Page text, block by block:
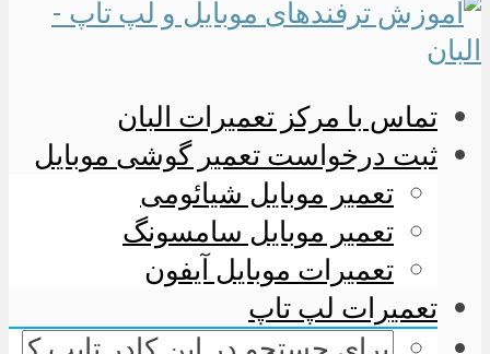
تماس با مرکز تعمیرات البان
ثبت درخواست تعمیر گوشی موبایل
تعمیر موبایل شیائومی
تعمیر موبایل سامسونگ
تعمیرات موبایل آیفون
تعمیرات لپ تاپ